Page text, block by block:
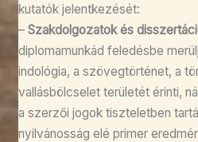
kutatók jelentkezését:
–Szakdolgozatok és
diplomamunkád feledésbe
indológia, a szövegtörténet, a
vallásbölcselet területét érinti,
a szerzői jogok tiszteletben
nyilvánosság elé primer